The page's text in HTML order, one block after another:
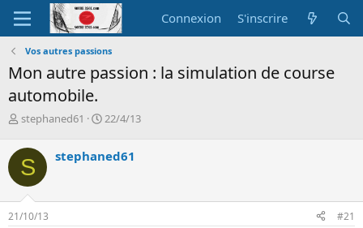
Connexion S'inscrire
Vos autres passions
Mon autre passion : la simulation de course
automobile.
A
t
e
u
r
d
e
stephaned61
D
e
d
22/4/13
S stephaned61
21/10/13 #21